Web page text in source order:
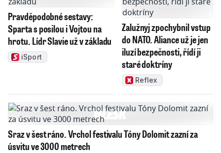
Pravděpodobné sestavy:
Sparta s posilou i Vojtou na
hrotu. Lídr Slavie už v základu
iSport
Zalužnyj zpochybnil vstup
do NATO. Aliance už je jen
iluzí bezpečnosti, řídí ji
staré doktríny
Reflex
Sraz v šest ráno. Vrchol festivalu Tóny Dolomit zazní za
úsvitu ve 3000 metrech